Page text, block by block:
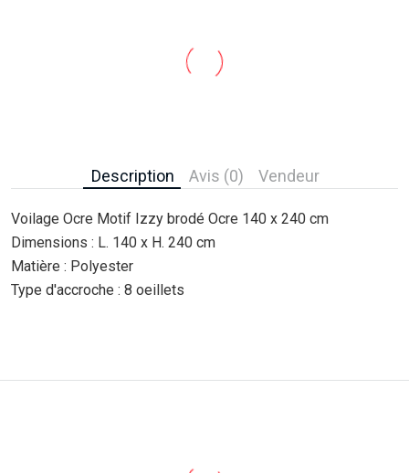
Description Avis (0) Vendeur
Voilage Ocre Motif Izzy brodé Ocre 140 x 240 cm
Dimensions : L. 140 x H. 240 cm
Matière : Polyester
Type d'accroche : 8 oeillets